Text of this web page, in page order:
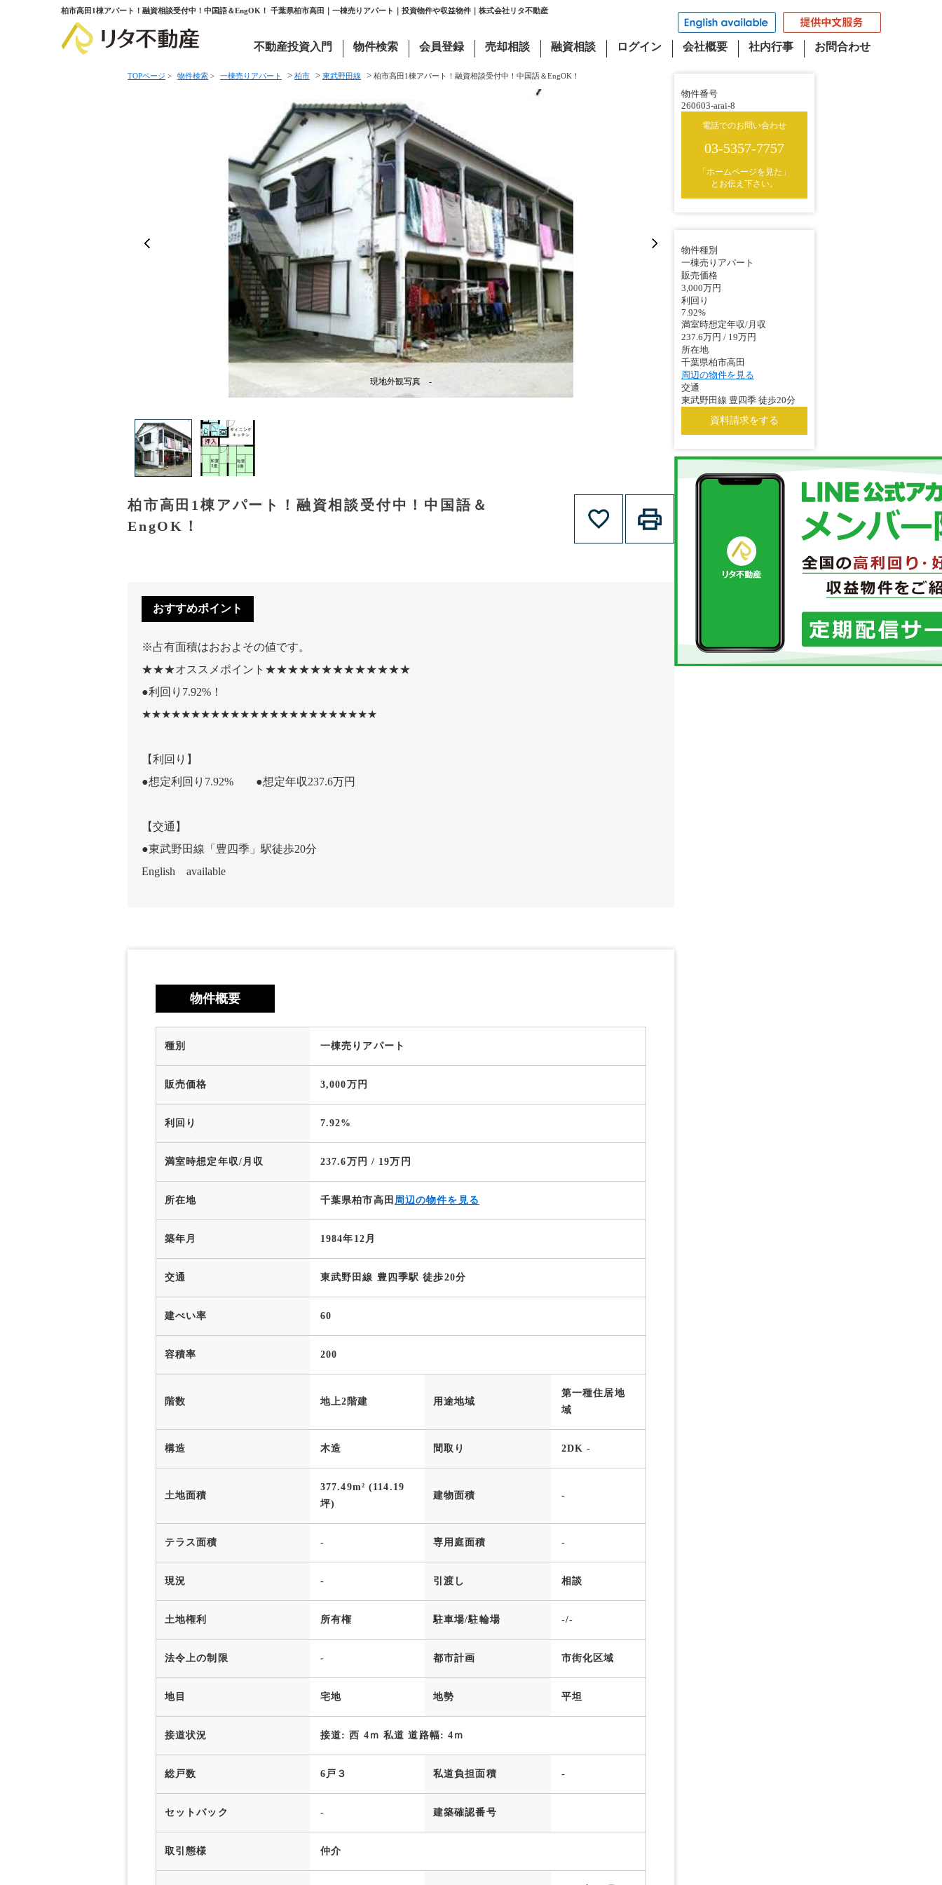
柏市高田1棟アパート！融資相談受付中！中国語＆EngOK！ 千葉県柏市高田｜一棟売りアパート｜投資物件や収益物件｜株式会社リタ不動産
不動産投資入門 物件検索 会員登録 売却相談 融資相談 ログイン 会社概要 社内行事 お問合わせ
TOPページ > 物件検索 > 一棟売りアパート > 柏市 > 東武野田線 > 柏市高田1棟アパート！融資相談受付中！中国語＆EngOK！
現地外観写真 -
柏市高田1棟アパート！融資相談受付中！中国語＆
EngOK！
おすすめポイント
※占有面積はおおよその値です。
★★★オススメポイント★★★★★★★★★★★★★
●利回り7.92%！
★★★★★★★★★★★★★★★★★★★★★★★★
【利回り】
●想定利回り7.92% ●想定年収237.6万円
【交通】
●東武野田線「豊四季」駅徒歩20分
English available
物件概要
種別 一棟売りアパート
販売価格 3,000万円
利回り 7.92%
満室時想定年収/月収 237.6万円 / 19万円
所在地 千葉県柏市高田 周辺の物件を見る
築年月 1984年12月
交通 東武野田線 豊四季駅 徒歩20分
建ぺい率 60
容積率 200
階数 地上2階建 用途地域
第一種住居地
域
構造 木造 間取り 2DK -
土地面積
377.49m² (114.19
坪)
建物面積 -
テラス面積 - 専用庭面積 -
現況 - 引渡し 相談
土地権利 所有権 駐車場/駐輪場 -/-
法令上の制限 - 都市計画 市街化区域
地目 宅地 地勢 平坦
接道状況 接道: 西 4ｍ 私道 道路幅: 4ｍ
総戸数 6戸３ 私道負担面積 -
セットバック - 建築確認番号
取引態様 仲介
物件番号
260603-arai-8
電話でのお問い合わせ
03-5357-7757
「ホームページを見た」
とお伝え下さい。
物件種別
一棟売りアパート
販売価格
3,000万円
利回り
7.92%
満室時想定年収/月収
237.6万円 / 19万円
所在地
千葉県柏市高田
周辺の物件を見る
交通
東武野田線 豊四季 徒歩20分
資料請求をする